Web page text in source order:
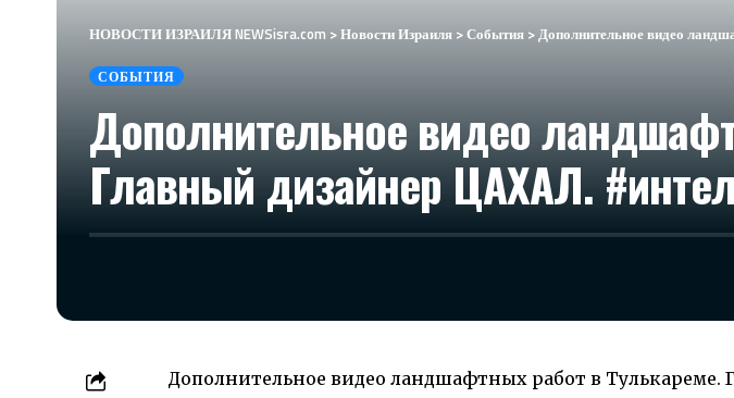
НОВОСТИ ИЗРАИЛЯ NEWSisra.com >Новости Израиля >События >Дополнительное видео
СОБЫТИЯ
Дополнительное видео
Главный дизайнер ЦАХАЛ.
Дополнительное видео ландшафтных работ в Тулькареме.